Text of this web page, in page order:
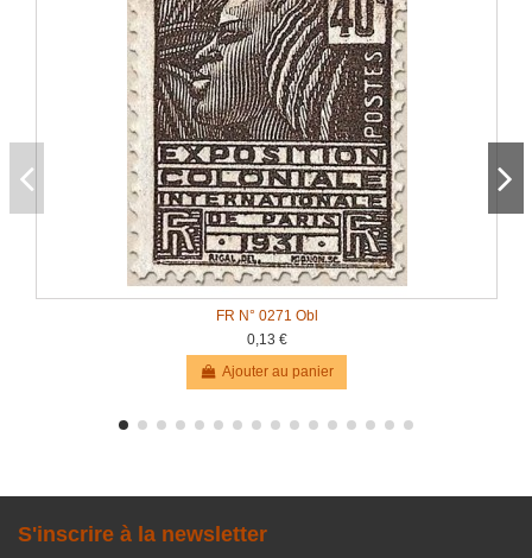
FR N° 0271 Obl
0,13 €
Ajouter au panier
S'inscrire à la newsletter